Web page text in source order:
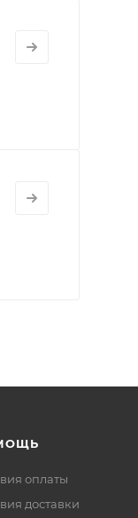
оплаты
доставки